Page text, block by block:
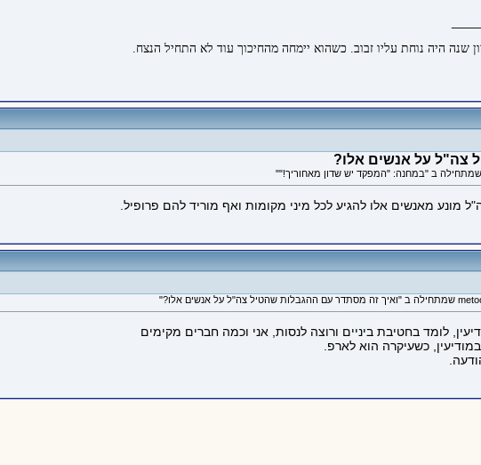
שנה היה נוחת עליו זבוב. כשהוא יימחה מהחיכוך עוד לא התחיל הנצח.
צה"ל על אנשים אלו?
מונע מאנשים אלו להגיע לכל מיני מקומות ואף מוריד להם פרופיל.
לומד בחטיבת ביניים ורוצה לנסות, אני וכמה חברים מקימים
כשעיקרה הוא לארפ.